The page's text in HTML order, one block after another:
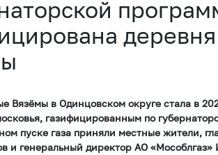
Вязёмы в Одинцовском округе стала в
газифицированным по
пуске газа приняли местные жители,
и генеральный директор АО «Мособлгаз»